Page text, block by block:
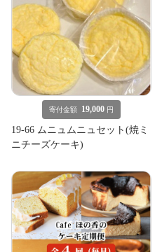
寄付金額 19,000 円
19-66 ムニュムニュセット(焼ミ
ニチーズケーキ)